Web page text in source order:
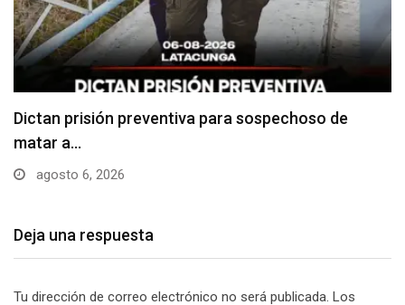
Usuarios madrugan y hacen largas filas para
obtener…
agosto 6, 2026
Deja una respuesta
Tu dirección de correo electrónico no será publicada. Los